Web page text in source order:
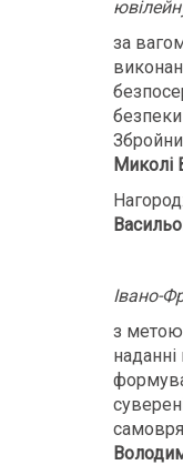
за
безпеки
Миколі
Івано-
з метою